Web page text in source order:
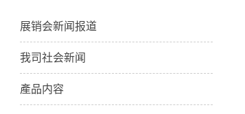
展销会新闻报道
我司社会新闻
產品内容